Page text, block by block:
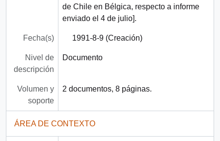
de Chile en Bélgica, respecto a informe
enviado el 4 de julio].
Fecha(s) 1991-8-9 (Creación)
Nivel de
descripción
Documento
Volumen y
soporte
2 documentos, 8 páginas.
ÁREA DE CONTEXTO